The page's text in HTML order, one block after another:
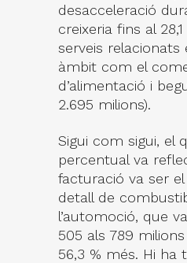
desacceleració
creixeria fins al
serveis relacionats
àmbit com el
d’alimentació i
2.695 milions).
Sigui com sigui, el
percentual va
facturació va ser
detall de
l’automoció, que
505 als 789 milions
56,3 % més. Hi ha